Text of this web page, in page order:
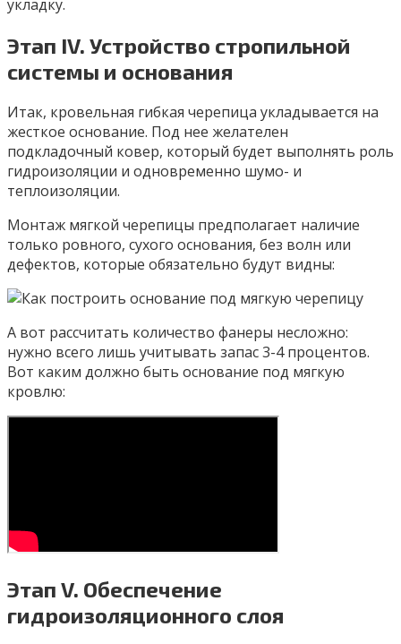
укладку.
Этап IV. Устройство стропильной
системы и основания
Итак, кровельная гибкая черепица укладывается на
жесткое основание. Под нее желателен
подкладочный ковер, который будет выполнять роль
гидроизоляции и одновременно шумо- и
теплоизоляции.
Монтаж мягкой черепицы предполагает наличие
только ровного, сухого основания, без волн или
дефектов, которые обязательно будут видны:
А вот рассчитать количество фанеры несложно:
нужно всего лишь учитывать запас 3-4 процентов.
Вот каким должно быть основание под мягкую
кровлю:
Этап V. Обеспечение
гидроизоляционного слоя